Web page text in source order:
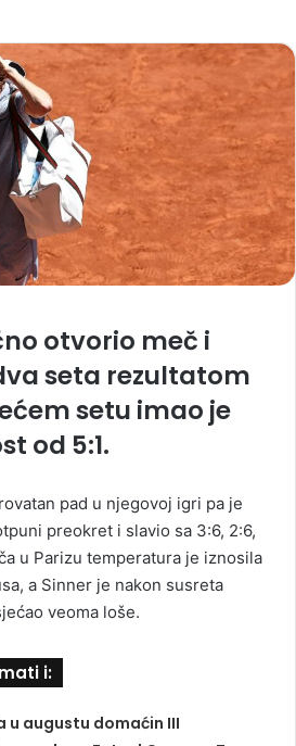
otvorio meč i
seta rezultatom
setu imao je
od 5:1.
pad u njegovoj igri pa je
preokret i slavio sa 3:6, 2:6,
u Parizu temperatura je iznosila
a Sinner je nakon susreta
veoma loše.
i:
u augustu domaćin III